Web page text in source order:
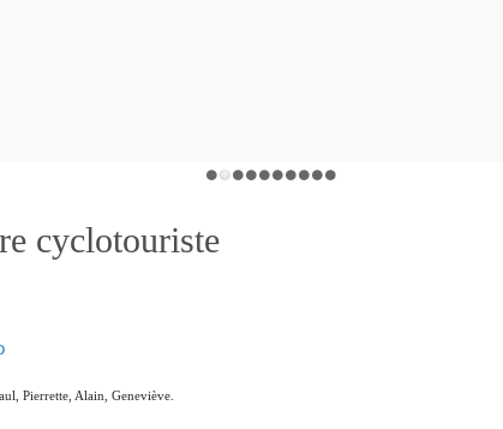
cyclotouriste
Pierrette, Alain, Geneviève.